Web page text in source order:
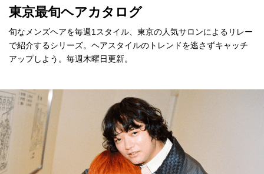
東京最旬ヘアカタログ
旬なメンズヘアを毎週1スタイル、東京の人気サロンによるリレー
で紹介するシリーズ。ヘアスタイルのトレンドを逃さずキャッチ
アップしよう。毎週木曜日更新。